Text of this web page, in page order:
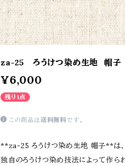
za-25 ろうけつ染め生地 帽子
¥6,000
残り1点
この商品は送料無料です。
**za-25 ろうけつ染め生地 帽子**は、
独自のろうけつ染め技法によって作ら